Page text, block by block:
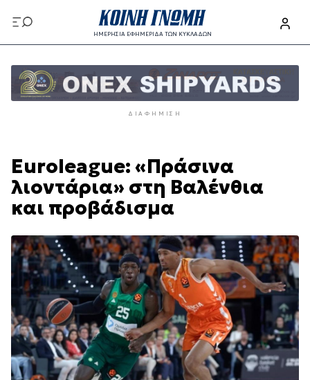
προς
το
περιεχόμενο
ΗΜΕΡΗΣΙΑ ΕΦΗΜΕΡΙΔΑ ΤΩΝ ΚΥΚΛΑΔΩΝ
προς
κυρίως
ΔΙΑΦΉΜΙΣΗ
Euroleague: «Πράσινα
λιοντάρια» στη Βαλένθια
και προβάδισμα